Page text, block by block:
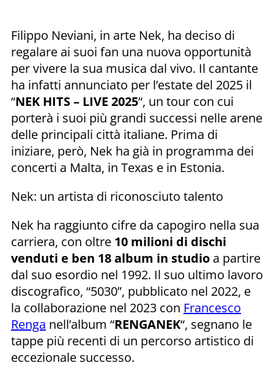
Filippo Neviani, in arte Nek, ha deciso di
regalare ai suoi fan una nuova opportunità
per vivere la sua musica dal vivo. Il cantante
ha infatti annunciato per l’estate del 2025 il
“NEK HITS – LIVE 2025“, un tour con cui
porterà i suoi più grandi successi nelle arene
delle principali città italiane. Prima di
iniziare, però, Nek ha già in programma dei
concerti a Malta, in Texas e in Estonia.
Nek: un artista di riconosciuto talento
Nek ha raggiunto cifre da capogiro nella sua
carriera, con oltre 10 milioni di dischi
venduti e ben 18 album in studio a partire
dal suo esordio nel 1992. Il suo ultimo lavoro
discografico, “5030”, pubblicato nel 2022, e
la collaborazione nel 2023 con Francesco
Renga nell’album “RENGANEK“, segnano le
tappe più recenti di un percorso artistico di
eccezionale successo.